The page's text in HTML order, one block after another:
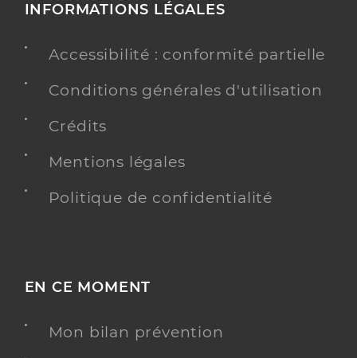
INFORMATIONS LÉGALES
Accessibilité : conformité partielle
Conditions générales d'utilisation
Crédits
Mentions légales
Politique de confidentialité
EN CE MOMENT
Mon bilan prévention